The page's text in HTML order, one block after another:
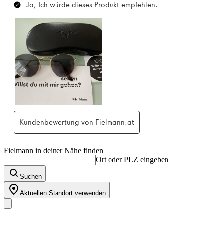
Fielmann in deiner Nähe finden
Ort oder PLZ eingeben
Suchen
Aktuellen Standort verwenden